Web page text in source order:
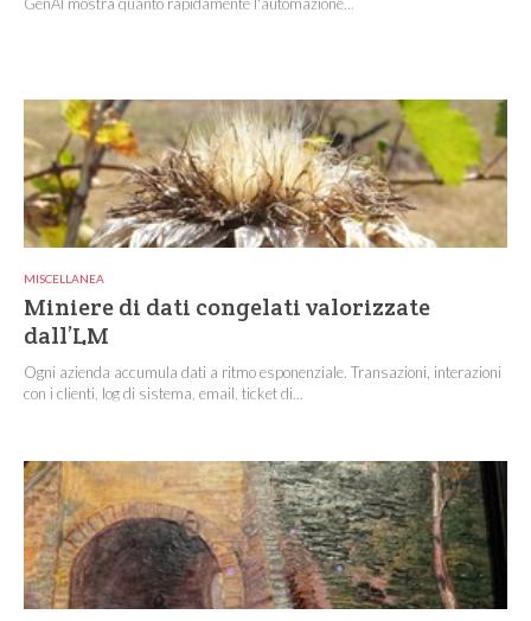
GenAI mostra quanto rapidamente l'automazione...
MISCELLANEA
Miniere di dati congelati valorizzate
dall’LM
Ogni azienda accumula dati a ritmo esponenziale. Transazioni, interazioni
con i clienti, log di sistema, email, ticket di...